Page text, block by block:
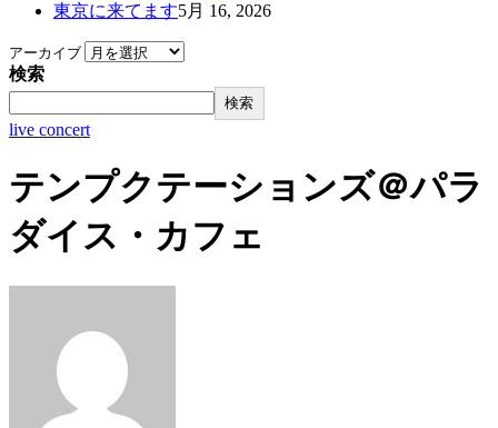
東京に来てます5月 16, 2026
アーカイブ
検索
検索
live concert
テンプクテーションズ＠パラ
ダイス・カフェ